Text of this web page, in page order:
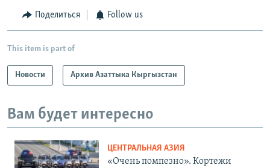
Поделиться Follow us
This item is part of
Новости Архив Азаттыка Кыргызстан
Вам будет интересно
ЦЕНТРАЛЬНАЯ АЗИЯ
«Очень помпезно». Кортежи